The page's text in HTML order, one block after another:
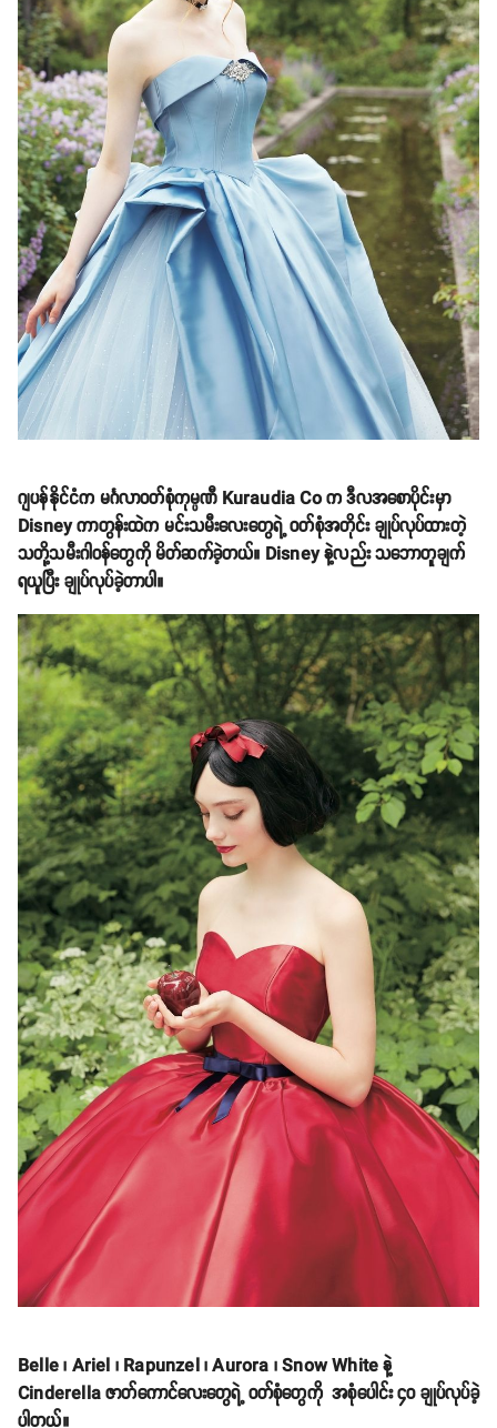
ဂျပန်နိုင်ငံက မင်္ဂလာဝတ်စုံကုမ္ပဏီ Kuraudia Co က ဒီလအစောပိုင်းမှာ
Disney ကာတွန်းထဲက မင်းသမီးလေးတွေရဲ့ ဝတ်စုံအတိုင်း ချုပ်လုပ်ထားတဲ့
သတို့သမီးဂါဝန်တွေကို မိတ်ဆက်ခဲ့တယ်။ Disney နဲ့လည်း သဘောတူချက်
ရယူပြီး ချုပ်လုပ်ခဲ့တာပါ။
Belle ၊ Ariel ၊ Rapunzel ၊ Aurora ၊ Snow White နဲ့
Cinderella ဇာတ်ကောင်လေးတွေရဲ့ ဝတ်စုံတွေကို အစုံပေါင်း ၄၀ ချုပ်လုပ်ခဲ့
ပါတယ်။